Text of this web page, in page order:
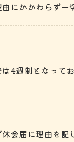
にかかわらず一
4週制となって
会届に理由を